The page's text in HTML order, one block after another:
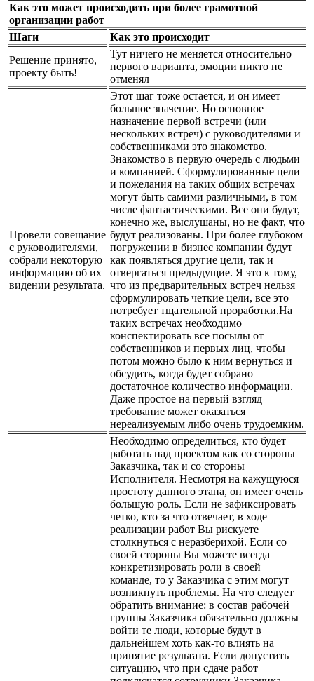
Как это может происходить при более грамотной
организации работ
Шаги
Как это происходит
Решение принято,
проекту быть!
Тут ничего не меняется относительно
первого варианта, эмоции никто не
отменял
Провели совещание
с руководителями,
собрали некоторую
информацию об их
видении результата.
Этот шаг тоже остается, и он имеет
большое значение. Но основное
назначение первой встречи (или
нескольких встреч) с руководителями и
собственниками это знакомство.
Знакомство в первую очередь с людьми
и компанией. Сформулированные цели
и пожелания на таких общих встречах
могут быть самими различными, в том
числе фантастическими. Все они будут,
конечно же, выслушаны, но не факт, что
будут реализованы. При более глубоком
погружении в бизнес компании будут
как появляться другие цели, так и
отвергаться предыдущие. Я это к тому,
что из предварительных встреч нельзя
сформулировать четкие цели, все это
потребует тщательной проработки.На
таких встречах необходимо
конспектировать все посылы от
собственников и первых лиц, чтобы
потом можно было к ним вернуться и
обсудить, когда будет собрано
достаточное количество информации.
Даже простое на первый взгляд
требование может оказаться
нереализуемым либо очень трудоемким.
Необходимо определиться, кто будет
работать над проектом как со стороны
Заказчика, так и со стороны
Исполнителя. Несмотря на кажущуюся
простоту данного этапа, он имеет очень
большую роль. Если не зафиксировать
четко, кто за что отвечает, в ходе
реализации работ Вы рискуете
столкнуться с неразберихой. Если со
своей стороны Вы можете всегда
конкретизировать роли в своей
команде, то у Заказчика с этим могут
возникнуть проблемы. На что следует
обратить внимание: в состав рабочей
группы Заказчика обязательно должны
войти те люди, которые будут в
дальнейшем хоть как-то влиять на
принятие результата. Если допустить
ситуацию, что при сдаче работ